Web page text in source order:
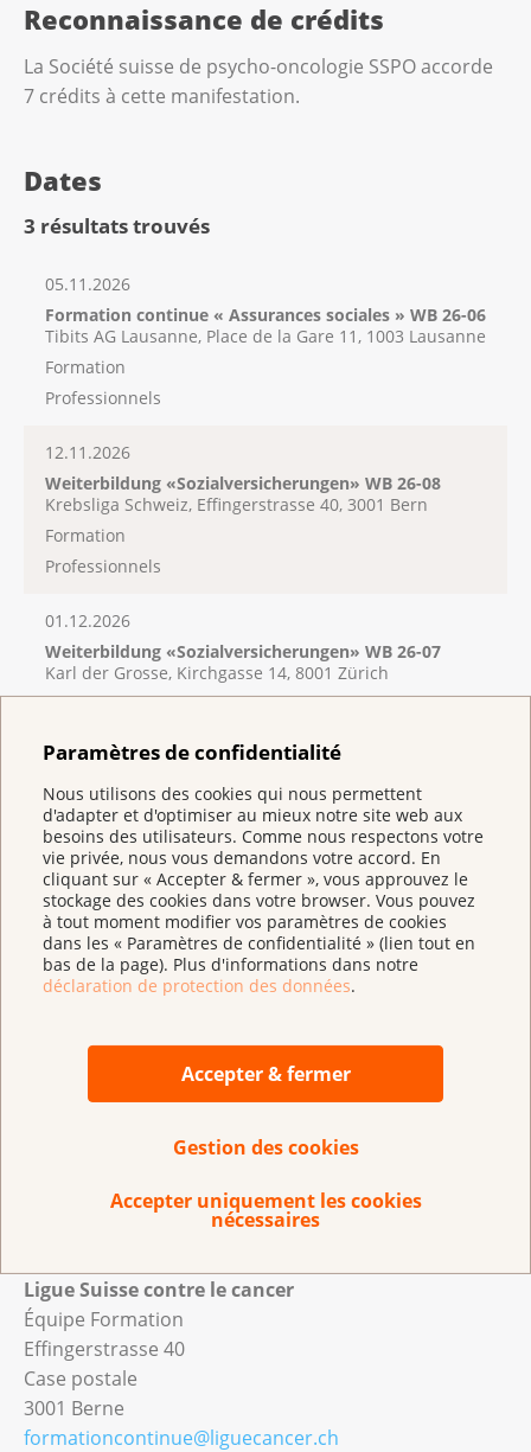
Paramètres de confidentialité
Nous utilisons des cookies qui nous permettent
d'adapter et d'optimiser au mieux notre site web aux
besoins des utilisateurs. Comme nous respectons votre
vie privée, nous vous demandons votre accord. En
cliquant sur « Accepter & fermer », vous approuvez le
stockage des cookies dans votre browser. Vous pouvez
à tout moment modifier vos paramètres de cookies
dans les « Paramètres de confidentialité » (lien tout en
bas de la page). Plus d'informations dans notre
déclaration de protection des données.
Accepter & fermer
Gestion des cookies
Accepter uniquement les cookies
nécessaires
Reconnaissance de crédits
La Société suisse de psycho-oncologie SSPO accorde
7 crédits à cette manifestation.
Dates
3 résultats trouvés
05.11.2026
Formation continue « Assurances sociales » WB 26-06
Tibits AG Lausanne, Place de la Gare 11, 1003 Lausanne
Formation
Professionnels
12.11.2026
Weiterbildung «Sozialversicherungen» WB 26-08
Krebsliga Schweiz, Effingerstrasse 40, 3001 Bern
Formation
Professionnels
01.12.2026
Weiterbildung «Sozialversicherungen» WB 26-07
Karl der Grosse, Kirchgasse 14, 8001 Zürich
Formation
Coût
CHF 350.–
Tarifs spéciaux pour les collaborateurs·trices de la
Ligue contre le cancer. Veuillez contacter
formationcontinue@liguecancer.ch.
formation, des frais seront facturés. Veuillez
consulter nos
Si vous avez des questions, contactez-nous :
Ligue Suisse contre le cancer
Équipe Formation
Effingerstrasse 40
Case postale
3001 Berne
formationcontinue@liguecancer.ch